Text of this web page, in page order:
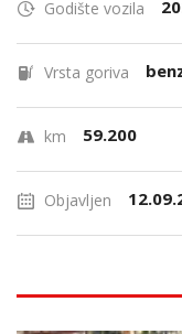
Godište vozila
Vrsta goriva
km 59.200
Objavljen